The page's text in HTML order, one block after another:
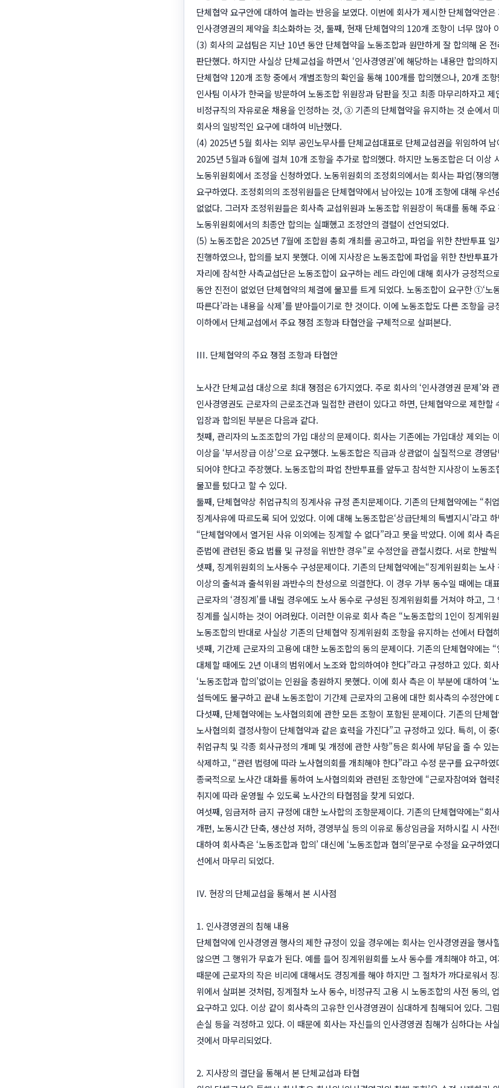
단체협약 요구안에 대하여 놀라는 반응을 보였다. 이번에 회사가 제시한 단체협약안
인사경영권의 제약을 최소화하는 것, 둘째, 현재 단체협약의 120개 조항이 너무 많아
(3) 회사의 교섭팀은 지난 10년 동안 단체협약을 노동조합과 원만하게 잘 합의해 온
판단했다. 하지만 사실상 단체교섭을 하면서 ‘인사경영권’에 해당하는 내용만 합의
단체협약 120개 조항 중에서 개별조항의 확인을 통해 100개를 합의했으나, 20개 조
인사팀 이사가 한국을 방문하여 노동조합 위원장과 담판을 짓고 최종 마무리하자고
비정규직의 자유로운 채용을 인정하는 것, ③ 기존의 단체협약을 유지하는 것 순에서
회사의 일방적인 요구에 대하여 비난했다.
(4) 2025년 5월 회사는 외부 공인노무사를 단체교섭대표로 단체교섭권을 위임하여
2025년 5월과 6월에 걸쳐 10개 조항을 추가로 합의했다. 하지만 노동조합은 더 이상
노동위원회에서 조정을 신청하였다. 노동위원회의 조정회의에서는 회사는 파업(쟁의
요구하였다. 조정회의의 조정위원들은 단체협약에서 남아있는 10개 조항에 대해 우
없없다. 그러자 조정위원들은 회사측 교섭위원과 노동조합 위원장이 독대를 통해 주
노동위원회에서의 최종안 합의는 실패했고 조정안의 결렬이 선언되었다.
(5) 노동조합은 2025년 7월에 조합원 총회 개최를 공고하고, 파업을 위한 찬반투표
진행하였으나, 합의를 보지 못했다. 이에 지사장은 노동조합에 파업을 위한 찬반투표
자리에 참석한 사측교섭단은 노동조합이 요구하는 레드 라인에 대해 회사가 긍정적
동안 진전이 없었던 단체협약의 체결에 물꼬를 트게 되었다. 노동조합이 요구한 ①‘
따른다’라는 내용을 삭제’를 받아들이기로 한 것이다. 이에 노동조합도 다른 조항을
이하에서 단체교섭에서 주요 쟁점 조항과 타협안을 구체적으로 살펴본다.
III. 단체협약의 주요 쟁점 조항과 타협안
노사간 단체교섭 대상으로 최대 쟁점은 6가지였다. 주로 회사의 ‘인사경영권 문제’
인사경영권도 근로자의 근로조건과 밀접한 관련이 있다고 하면, 단체협약으로 제한
입장과 합의된 부분은 다음과 같다.
첫째, 관리자의 노조조합의 가입 대상의 문제이다. 회사는 기존에는 가입대상 제외는
이상을 ‘부서장급 이상’으로 요구했다. 노동조합은 직급과 상관없이 실질적으로 경
되어야 한다고 주장했다. 노동조합의 파업 찬반투표를 앞두고 참석한 지사장이 노동
물꼬를 텄다고 할 수 있다.
둘째, 단체협약상 취업규칙의 징계사유 규정 존치문제이다. 기존의 단체협약에는 “
징계사유에 따르도록 되어 있었다. 이에 대해 노동조합은‘상급단체의 특별지시’라고
“단체협약에서 열거된 사유 이외에는 징계할 수 없다”라고 못을 박았다. 이에 회사
준법에 관련된 중요 법률 및 규정을 위반한 경우”로 수정안을 관철시켰다. 서로 한발
셋째, 징계위원회의 노사동수 구성문제이다. 기존의 단체협약에는“징계위원회는 노
이상의 출석과 출석위원 과반수의 찬성으로 의결한다. 이 경우 가부 동수일 때에는
근로자의 ‘경징계’를 내릴 경우에도 노사 동수로 구성된 징계위원회를 거쳐야 하고,
징계를 실시하는 것이 어려웠다. 이러한 이유로 회사 측은 “노동조합의 1인이 징계위
노동조합의 반대로 사실상 기존의 단체협약 징계위원회 조항을 유지하는 선에서 타협
넷째, 기간제 근로자의 고용에 대한 노동조합의 동의 문제이다. 기존의 단체협약에는
대체할 때에도 2년 이내의 범위에서 노조와 합의하여야 한다”라고 규정하고 있다. 회
‘노동조합과 합의’없이는 인원을 충원하지 못했다. 이에 회사 측은 이 부분에 대하여
설득에도 불구하고 끝내 노동조합이 기간제 근로자의 고용에 대한 회사측의 수정안
다섯째, 단체협약에는 노사협의회에 관한 모든 조항이 포함된 문제이다. 기존의 단체
노사협의회 결정사항이 단체협약과 같은 효력을 가진다”고 규정하고 있다. 특히, 이
취업규칙 및 각종 회사규정의 개폐 및 개정에 관한 사항”등은 회사에 부담을 줄 수
삭제하고, “관련 법령에 따라 노사협의회를 개최해야 한다”라고 수정 문구를 요구하
종국적으로 노사간 대화를 통하여 노사협의회와 관련된 조항안에 “근로자참여와 협
취지에 따라 운영될 수 있도록 노사간의 타협점을 찾게 되었다.
여섯째, 임금저하 금지 규정에 대한 노사합의 조항문제이다. 기존의 단체협약에는“
개편, 노동시간 단축, 생산성 저하, 경영부실 등의 이유로 통상임금을 저하시킬 시 사
대하여 회사측은 ‘노동조합과 합의’ 대신에 ‘노동조합과 협의’문구로 수정을 요구하
선에서 마무리 되었다.
IV. 현장의 단체교섭을 통해서 본 시사점
1. 인사경영권의 침해 내용
단체협약에 인사경영권 행사의 제한 규정이 있을 경우에는 회사는 인사경영권을 행
않으면 그 행위가 무효가 된다. 예를 들어 징계위원회를 노사 동수를 개최해야 하고,
때문에 근로자의 작은 비리에 대해서도 경징계를 해야 하지만 그 절차가 까다로워서
위에서 살펴본 것처럼, 징계절차 노사 동수, 비정규직 고용 시 노동조합의 사전 동의,
요구하고 있다. 이상 같이 회사측의 고유한 인사경영권이 심대하게 침해되어 있다.
손실 등을 걱정하고 있다. 이 때문에 회사는 자신들의 인사경영권 침해가 심하다는
것에서 마무리되었다.
2. 지사장의 결단을 통해서 본 단체교섭과 타협